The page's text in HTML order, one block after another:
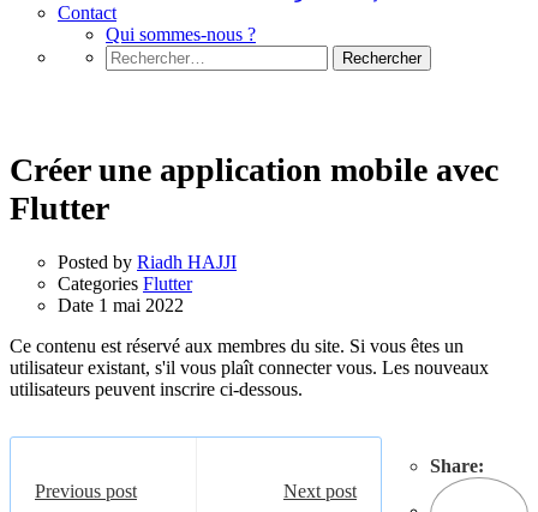
Contact
Qui sommes-nous ?
Rechercher :
Créer une application mobile avec
Flutter
Posted by Riadh HAJJI
Categories Flutter
Date 1 mai 2022
Ce contenu est réservé aux membres du site. Si vous êtes un
utilisateur existant, s'il vous plaît connecter vous. Les nouveaux
utilisateurs peuvent inscrire ci-dessous.
Share:
Previous post
Next post